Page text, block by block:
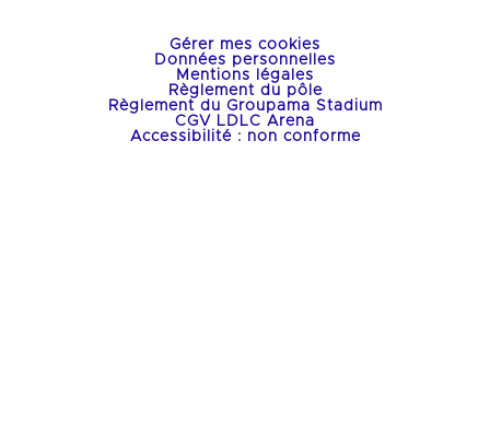
Gérer mes cookies
Données personnelles
Mentions légales
Règlement du pôle
Règlement du Groupama Stadium
CGV LDLC Arena
Accessibilité : non conforme